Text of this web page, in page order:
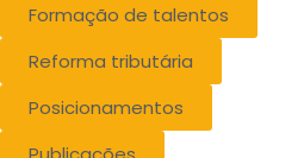
Formação de talentos
Reforma tributária
Posicionamentos